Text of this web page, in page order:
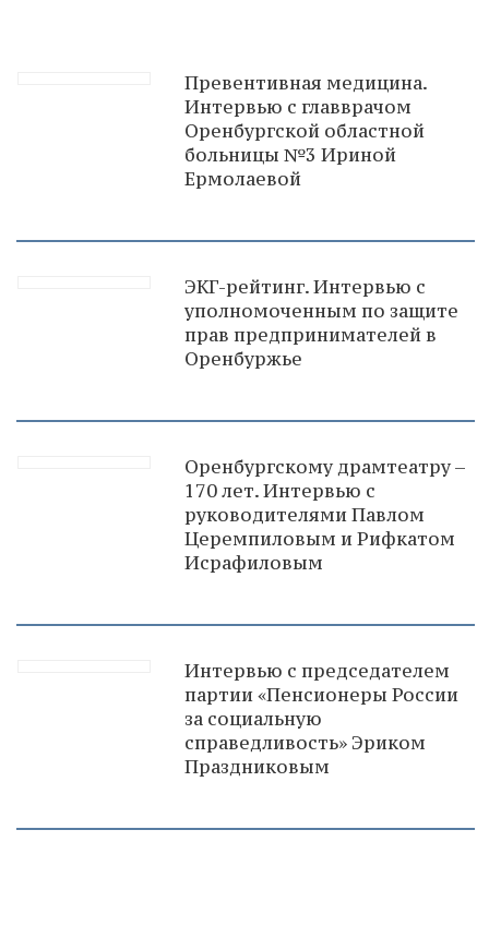
Превентивная медицина.
Интервью с главврачом
Оренбургской областной
больницы №3 Ириной
Ермолаевой
ЭКГ-рейтинг. Интервью с
уполномоченным по защите
прав предпринимателей в
Оренбуржье
Оренбургскому драмтеатру –
170 лет. Интервью с
руководителями Павлом
Церемпиловым и Рифкатом
Исрафиловым
Интервью с председателем
партии «Пенсионеры России
за социальную
справедливость» Эриком
Праздниковым